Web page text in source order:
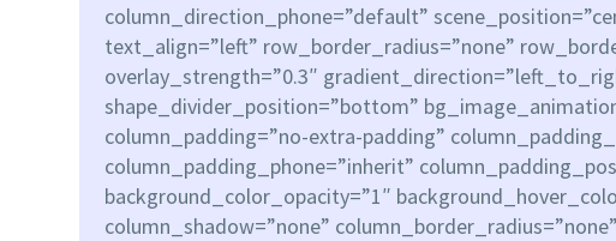
column_direction_phone=”default”
text_align=”left” row_border_radius=”none”
overlay_strength=”0.3″
shape_divider_position=”bottom”
column_padding=”no-extra-padding”
column_padding_phone=”inherit”
background_color_opacity=”1″
column_shadow=”none”